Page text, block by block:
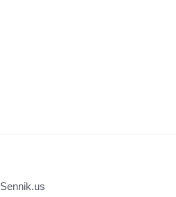
Sennik.us